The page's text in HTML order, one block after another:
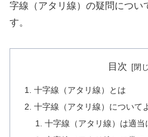
字線（アタリ線）の疑問につい
す。
目次
十字線（アタリ線）とは
十字線（アタリ線）について
十字線（アタリ線）は適